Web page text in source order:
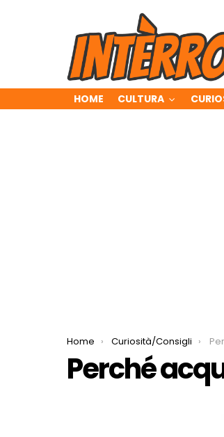
HOME CULTURA
You are here:
Home Curiosità/Consigli
Perché